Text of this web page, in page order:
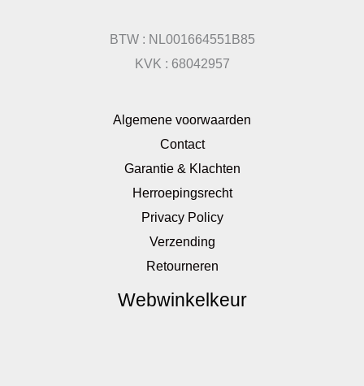
BTW : NL001664551B85
KVK : 68042957
Algemene voorwaarden
Contact
Garantie & Klachten
Herroepingsrecht
Privacy Policy
Verzending
Retourneren
Webwinkelkeur